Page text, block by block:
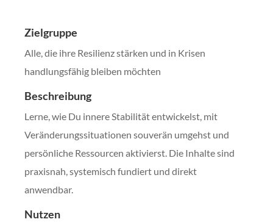
Zielgruppe
Alle, die ihre Resilienz stärken und in Krisen
handlungsfähig bleiben möchten
Beschreibung
Lerne, wie Du innere Stabilität entwickelst, mit
Veränderungssituationen souverän umgehst und
persönliche Ressourcen aktivierst. Die Inhalte sind
praxisnah, systemisch fundiert und direkt
anwendbar.
Nutzen